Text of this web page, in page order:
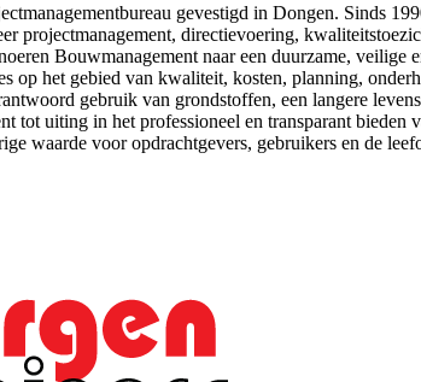
gevestigd in Dongen. Sinds
projectmanagement, directievoering,
Bouwmanagement naar een duurzame,
het gebied van kwaliteit, kosten, planning,
gebruik van grondstoffen, een langere
tot uiting in het professioneel en transparant
waarde voor opdrachtgevers, gebruikers en de